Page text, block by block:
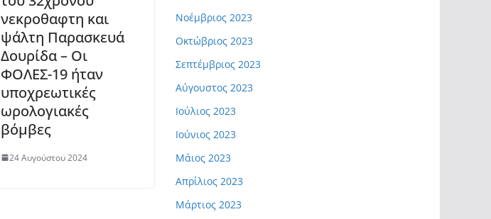
νεκροθαφτη και
ψάλτη Παρασκευά
Δουρίδα – Οι
ΦΟΛΕΣ-19 ήταν
υποχρεωτικές
ωρολογιακές
βόμβες
24 Αυγούστου 2024
Νοέμβριος 2023
Οκτώβριος 2023
Σεπτέμβριος 2023
Αύγουστος 2023
Ιούλιος 2023
Ιούνιος 2023
Μάιος 2023
Απρίλιος 2023
Μάρτιος 2023